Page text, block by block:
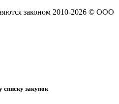
законом 2010-2026 © ООО
закупок